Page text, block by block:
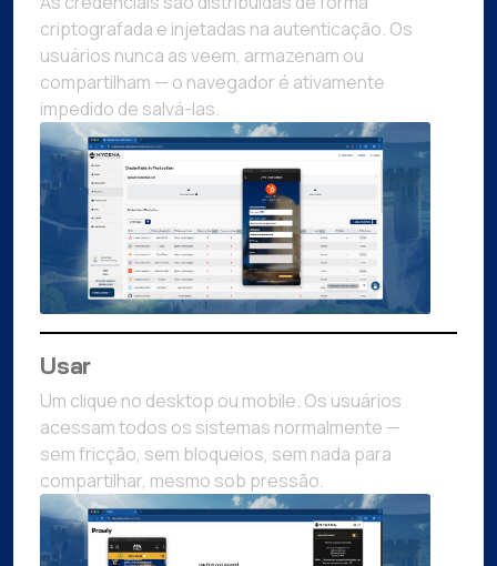
criptografada e injetadas na autenticação. Os
usuários nunca as veem, armazenam ou
compartilham — o navegador é ativamente
impedido de salvá-las.
Usar
Um clique no desktop ou mobile. Os usuários
acessam todos os sistemas normalmente —
sem fricção, sem bloqueios, sem nada para
compartilhar, mesmo sob pressão.